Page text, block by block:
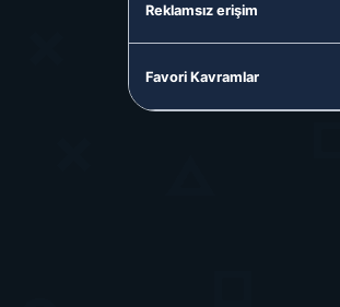
Reklamsız erişim
Favori Kavramlar